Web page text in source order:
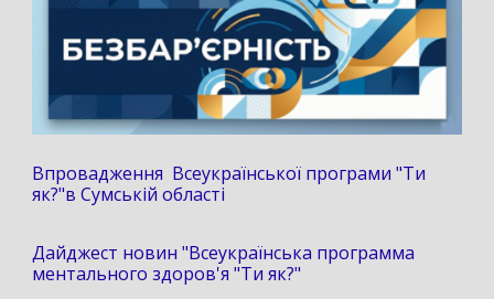
Впровадження Всеукраїнської програми "Ти
як?"в Сумській області
Дайджест новин "Всеукраїнська программа
ментального здоров'я "Ти як?"